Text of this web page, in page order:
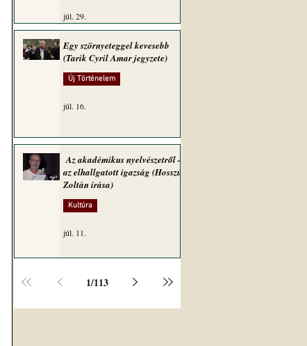
júl. 29.
Egy szörnyeteggel kevesebb
(Tarik Cyril Amar jegyzete)
Új Történelem
júl. 16.
Az akadémikus nyelvészetről –
az elhallgatott igazság (Hosszú
Zoltán írása)
Kultúra
júl. 11.
1/113